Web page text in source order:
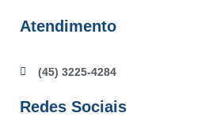
Atendimento
(45) 3225-4284
Redes Sociais